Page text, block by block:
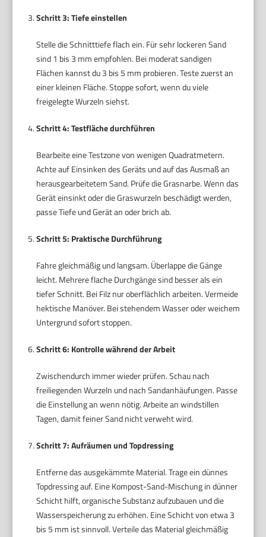
Schritt 3: Tiefe einstellen
Stelle die Schnitttiefe flach ein. Für sehr lockeren Sand
sind 1 bis 3 mm empfohlen. Bei moderat sandigen
Flächen kannst du 3 bis 5 mm probieren. Teste zuerst an
einer kleinen Fläche. Stoppe sofort, wenn du viele
freigelegte Wurzeln siehst.
Schritt 4: Testfläche durchführen
Bearbeite eine Testzone von wenigen Quadratmetern.
Achte auf Einsinken des Geräts und auf das Ausmaß an
herausgearbeitetem Sand. Prüfe die Grasnarbe. Wenn das
Gerät einsinkt oder die Graswurzeln beschädigt werden,
passe Tiefe und Gerät an oder brich ab.
Schritt 5: Praktische Durchführung
Fahre gleichmäßig und langsam. Überlappe die Gänge
leicht. Mehrere flache Durchgänge sind besser als ein
tiefer Schnitt. Bei Filz nur oberflächlich arbeiten. Vermeide
hektische Manöver. Bei stehendem Wasser oder weichem
Untergrund sofort stoppen.
Schritt 6: Kontrolle während der Arbeit
Zwischendurch immer wieder prüfen. Schau nach
freiliegenden Wurzeln und nach Sandanhäufungen. Passe
die Einstellung an wenn nötig. Arbeite an windstillen
Tagen, damit feiner Sand nicht verweht wird.
Schritt 7: Aufräumen und Topdressing
Entferne das ausgekämmte Material. Trage ein dünnes
Topdressing auf. Eine Kompost-Sand-Mischung in dünner
Schicht hilft, organische Substanz aufzubauen und die
Wasserspeicherung zu erhöhen. Eine Schicht von etwa 3
bis 5 mm ist sinnvoll. Verteile das Material gleichmäßig